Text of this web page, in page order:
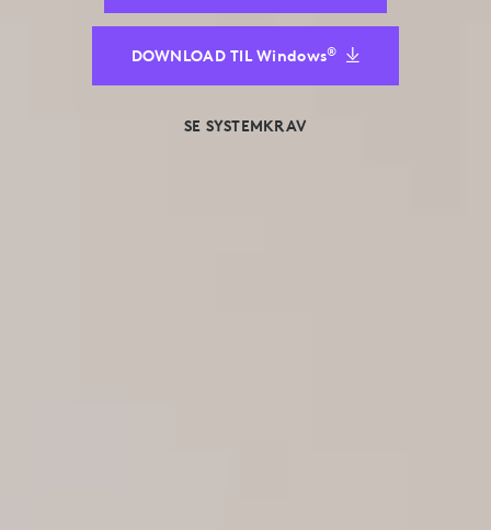
DOWNLOAD TIL Windows®
SE SYSTEMKRAV